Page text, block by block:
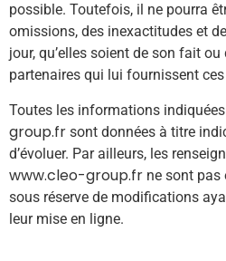
possible. Toutefois, il ne pourra
omissions, des inexactitudes et
jour, qu’elles soient de son fait
partenaires qui lui fournissent
Toutes les informations
group.fr sont données à titre
d’évoluer. Par ailleurs, les
www.cleo-group.fr ne sont
sous réserve de modifications
leur mise en ligne.